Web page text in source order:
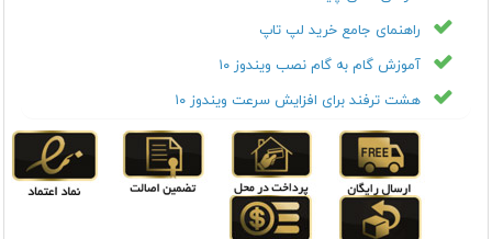
راهنمای جامع خرید لپ تاپ
آموزش گام به گام نصب ویندوز ۱۰
هشت ترفند برای افزایش سرعت ویندوز ۱۰